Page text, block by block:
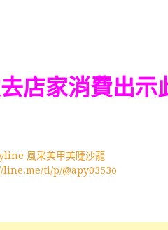
店家消費出
風采美甲美睫沙龍
ti/p/@apy0353o